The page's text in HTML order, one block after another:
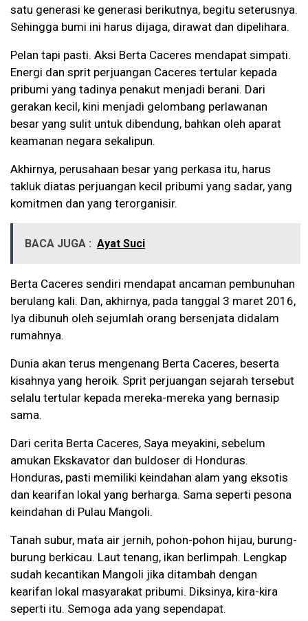
satu generasi ke generasi berikutnya, begitu seterusnya.
Sehingga bumi ini harus dijaga, dirawat dan dipelihara.
Pelan tapi pasti. Aksi Berta Caceres mendapat simpati.
Energi dan sprit perjuangan Caceres tertular kepada
pribumi yang tadinya penakut menjadi berani. Dari
gerakan kecil, kini menjadi gelombang perlawanan
besar yang sulit untuk dibendung, bahkan oleh aparat
keamanan negara sekalipun.
Akhirnya, perusahaan besar yang perkasa itu, harus
takluk diatas perjuangan kecil pribumi yang sadar, yang
komitmen dan yang terorganisir.
BACA JUGA : Ayat Suci
Berta Caceres sendiri mendapat ancaman pembunuhan
berulang kali. Dan, akhirnya, pada tanggal 3 maret 2016,
Iya dibunuh oleh sejumlah orang bersenjata didalam
rumahnya.
Dunia akan terus mengenang Berta Caceres, beserta
kisahnya yang heroik. Sprit perjuangan sejarah tersebut
selalu tertular kepada mereka-mereka yang bernasip
sama.
Dari cerita Berta Caceres, Saya meyakini, sebelum
amukan Ekskavator dan buldoser di Honduras.
Honduras, pasti memiliki keindahan alam yang eksotis
dan kearifan lokal yang berharga. Sama seperti pesona
keindahan di Pulau Mangoli.
Tanah subur, mata air jernih, pohon-pohon hijau, burung-
burung berkicau. Laut tenang, ikan berlimpah. Lengkap
sudah kecantikan Mangoli jika ditambah dengan
kearifan lokal masyarakat pribumi. Diksinya, kira-kira
seperti itu. Semoga ada yang sependapat.